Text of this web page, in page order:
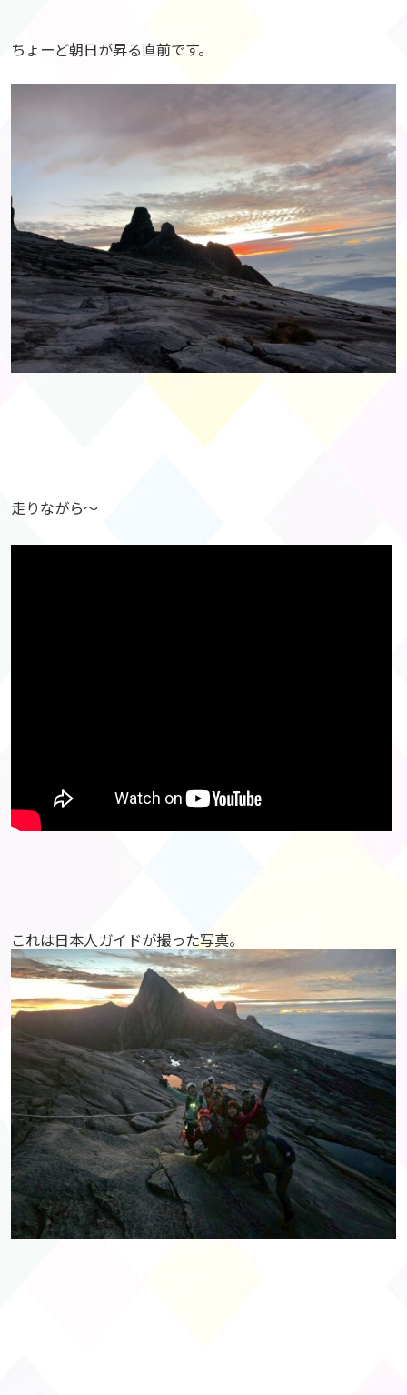
ちょーど朝日が昇る直前です。
走りながら〜
これは日本人ガイドが撮った写真。